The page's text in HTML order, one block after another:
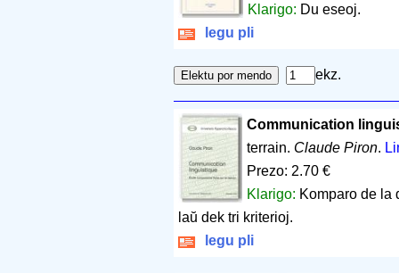
Klarigo: Du eseoj.
legu pli
ekz.
Communication
terrain. Claude Piron.
Prezo: 2.70 €
Klarigo: Komparo de la
laŭ dek tri kriterioj.
legu pli